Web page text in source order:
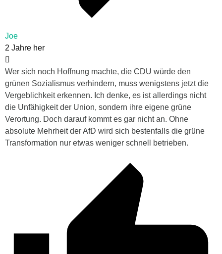
Joe
2 Jahre her
Wer sich noch Hoffnung machte, die CDU würde den
grünen Sozialismus verhindern, muss wenigstens jetzt die
Vergeblichkeit erkennen. Ich denke, es ist allerdings nicht
die Unfähigkeit der Union, sondern ihre eigene grüne
Verortung. Doch darauf kommt es gar nicht an. Ohne
absolute Mehrheit der AfD wird sich bestenfalls die grüne
Transformation nur etwas weniger schnell betrieben.